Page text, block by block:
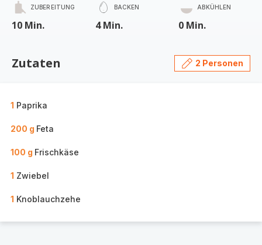
ZUBEREITUNG
10 Min.
BACKEN
4 Min.
ABKÜHLEN
0 Min.
Zutaten 2 Personen
1 Paprika
200 g Feta
100 g Frischkäse
1 Zwiebel
1 Knoblauchzehe